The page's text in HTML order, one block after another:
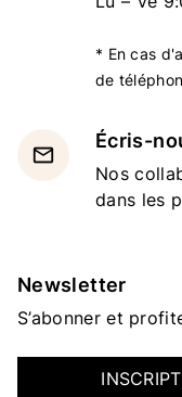
* En cas
de
email
Écris-
Nos
dans les
Newsletter
S’abonner et